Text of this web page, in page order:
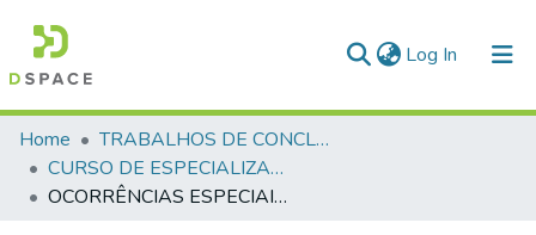
Log In (current)
Communities & Collections
All of DSpace
Home
TRABALHOS DE CONCLUSÃO DE CURSO - CAESP (CURSO DE ESPECIALIZAÇÃO EM ALTOS ESTUDOS EM SEGURANÇA PÚBLICA)
CURSO DE ESPECIALIZAÇÃO EM ALTOS ESTUDOS EM SEGURANÇA PÚBLICA - CAESP - 2024
OCORRÊNCIAS ESPECIAIS NA SEÇÃO DE PERÍCIAS DE CRIMES CONTRA O PATRIMÔNIO DA POLÍCIA CIENTÍFICA DE GOIÁS SOB À LUZ DA GESTÃO DE PROCESSOS